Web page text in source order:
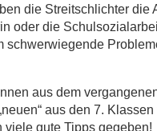
die Streitschlichter die
oder die
schwerwiegende
aus dem
aus den 7. Klassen
viele gute Tipps gegeben!